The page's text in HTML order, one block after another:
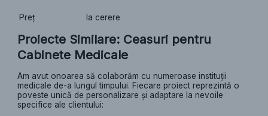
Preț la cerere
Proiecte Similare: Ceasuri pentru
Cabinete Medicale
Am avut onoarea să colaborăm cu numeroase instituții
medicale de-a lungul timpului. Fiecare proiect reprezintă o
poveste unică de personalizare și adaptare la nevoile
specifice ale clientului: